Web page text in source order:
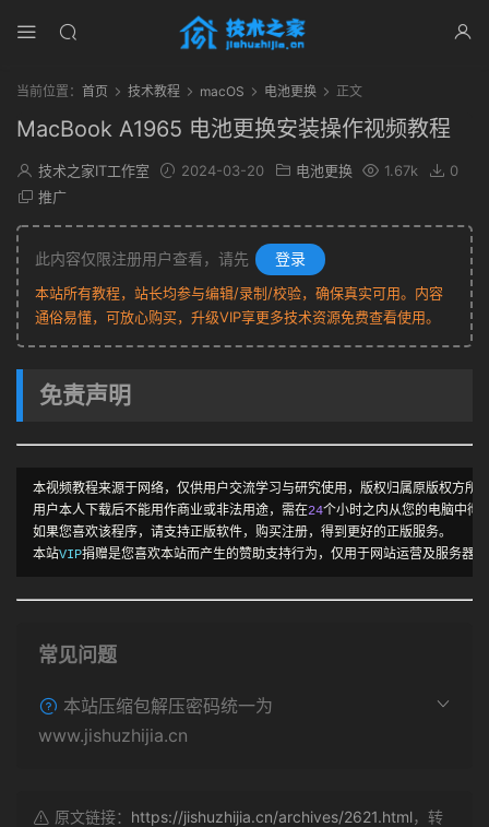
当前位置： 首页 技术教程 macOS 电池更换 正文
MacBook A1965 电池更换安装操作视频教程
技术之家IT工作室 2024-03-20 电池更换 1.67k
0
推广
此内容仅限注册用户查看，请先 登录
本站所有教程，站长均参与编辑/录制/校验，确保真实可用。内容
通俗易懂，可放心购买，升级VIP享更多技术资源免费查看使用。
免责声明
本视频教程来源于网络，仅供用户交流学习与研究使用，版权归属原版权方所
用户本人下载后不能用作商业或非法用途，需在24个小时之内从您的电脑中彻
如果您喜欢该程序，请支持正版软件，购买注册，得到更好的正版服务。
本站VIP捐赠是您喜欢本站而产生的赞助支持行为，仅用于网站运营及服务器
常见问题
本站压缩包解压密码统一为
www.jishuzhijia.cn
原文链接： https://jishuzhijia.cn/archives/2621.html，转